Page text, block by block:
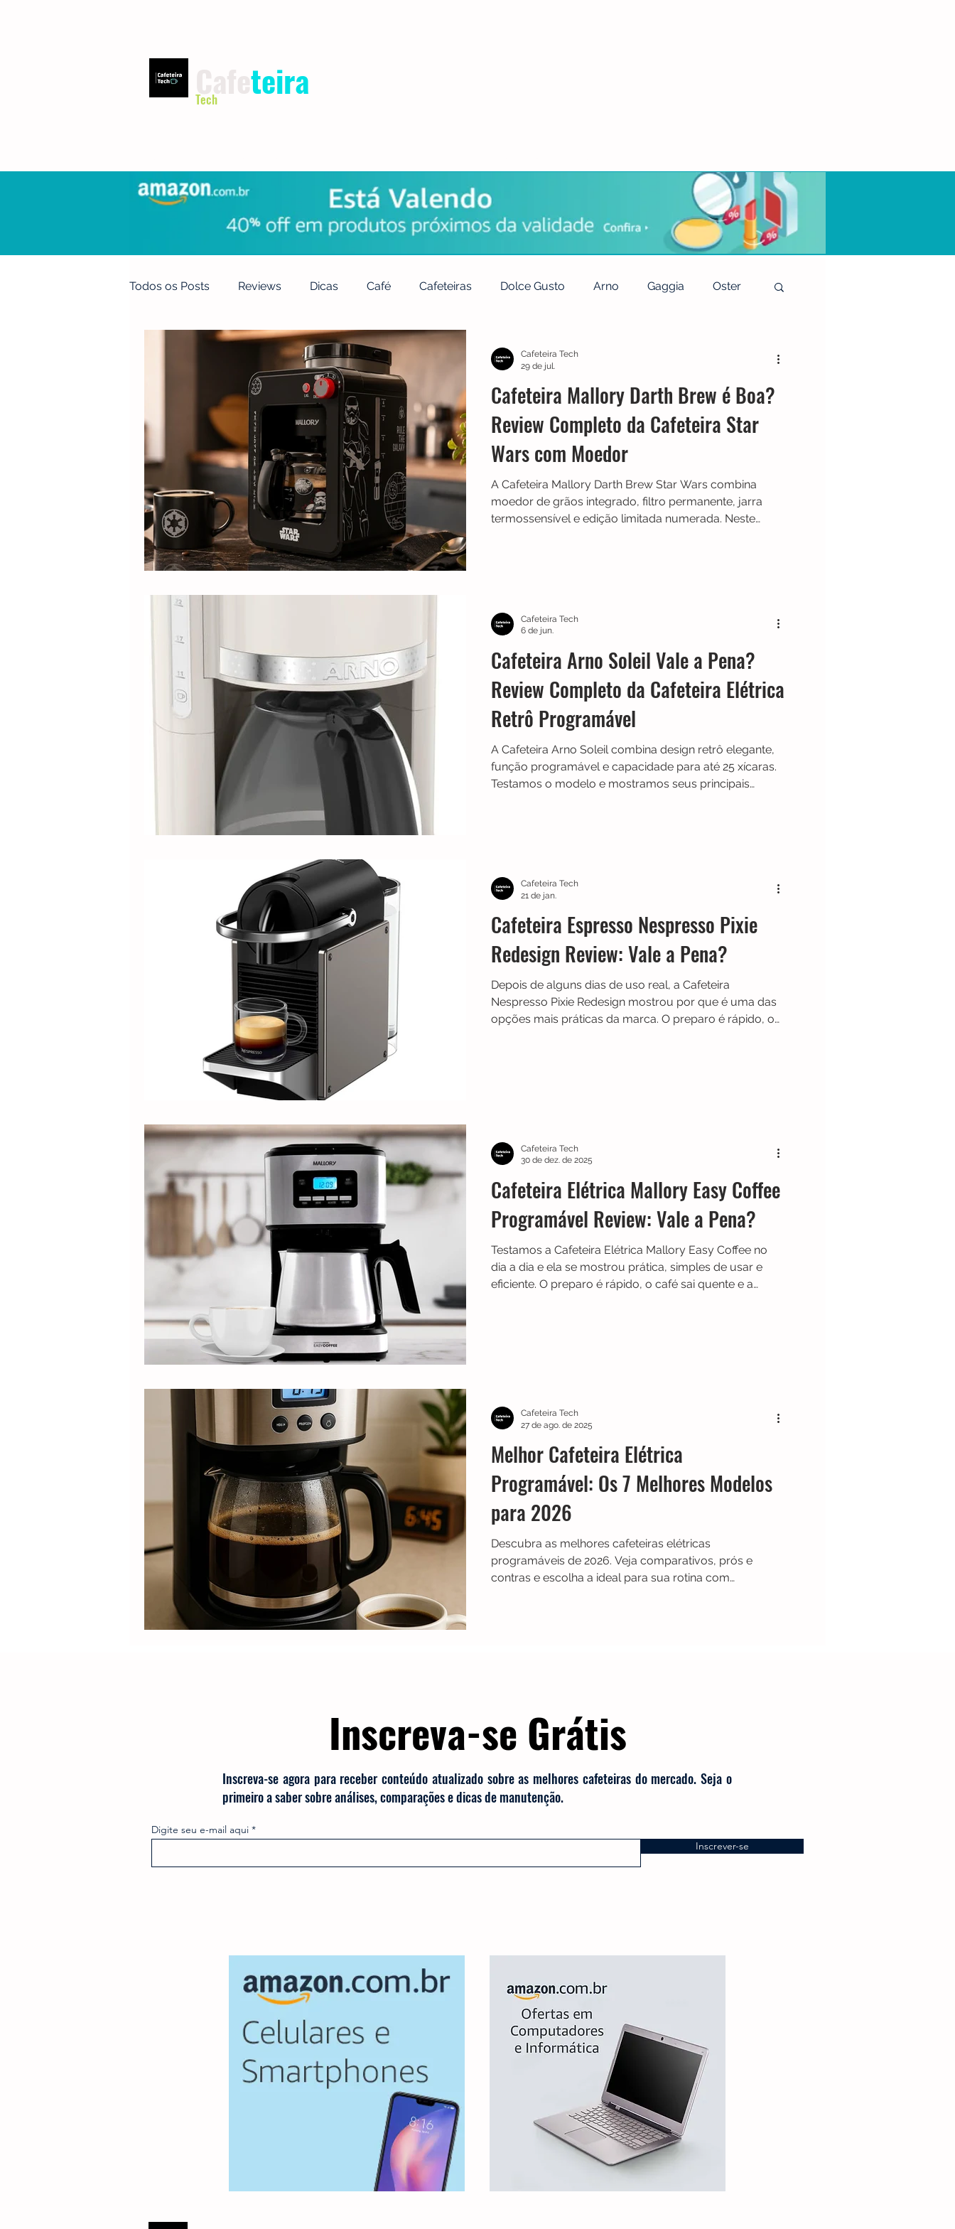
teira
Tech
Todos os Posts Reviews Dicas Café Cafeteiras Dolce Gusto Arno Gaggia Oster
Nespresso TRES Electrolux Guias
Café Solúvel Mondial Chaleiras Cadence Filtros Britânia Echo Show Moedor
Hamilton Beach Promoções Black Friday Máquina de fazer pão Cuisinart
Cafeteira Mallory Darth Brew é Boa?
Review Completo da Cafeteira Star
Wars com Moedor
A Cafeteira Mallory Darth Brew Star Wars combina
moedor de grãos integrado, filtro permanente, jarra
termossensível e edição limitada numerada. Neste
Cafeteira Tech
29 de jul.
Cafeteira Arno Soleil Vale a Pena?
Review Completo da Cafeteira Elétrica
Retrô Programável
A Cafeteira Arno Soleil combina design retrô elegante,
função programável e capacidade para até 25 xícaras.
Testamos o modelo e mostramos seus principais
Cafeteira Tech
6 de jun.
Cafeteira Espresso Nespresso Pixie
Redesign Review: Vale a Pena?
Depois de alguns dias de uso real, a Cafeteira
Nespresso Pixie Redesign mostrou por que é uma das
opções mais práticas da marca. O preparo é rápido, o
Cafeteira Tech
21 de jan.
Cafeteira Elétrica Mallory Easy Coffee
Programável Review: Vale a Pena?
Testamos a Cafeteira Elétrica Mallory Easy Coffee no
dia a dia e ela se mostrou prática, simples de usar e
eficiente. O preparo é rápido, o café sai quente e a
Cafeteira Tech
30 de dez. de 2025
Melhor Cafeteira Elétrica
Programável: Os 7 Melhores Modelos
para 2026
Descubra as melhores cafeteiras elétricas
programáveis de 2026. Veja comparativos, prós e
contras e escolha a ideal para sua rotina com
Cafeteira Tech
27 de ago. de 2025
Inscreva-se Grátis
Inscreva-se agora para receber conteúdo atualizado sobre as melhores cafeteiras do mercado. Seja o
primeiro a saber sobre análises, comparações e dicas de manutenção.
Digite seu e-mail aqui
Inscrever-se